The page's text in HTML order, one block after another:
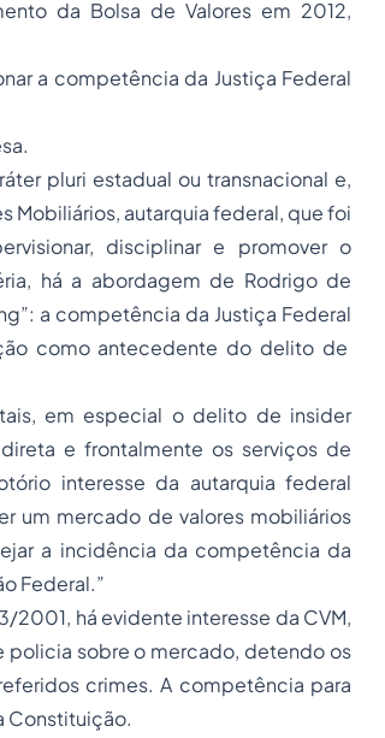
da Bolsa de Valores em 2012,
a competência da Justiça Federal
pluri estadual ou transnacional e,
Mobiliários, autarquia federal, que foi
disciplinar e promover o
há a abordagem de Rodrigo de
a competência da Justiça Federal
como antecedente do delito de
em especial o delito de insider
e frontalmente os serviços de
interesse da autarquia federal
um mercado de valores mobiliários
a incidência da competência da
Federal.”
2001, há evidente interesse da CVM,
policia sobre o mercado, detendo os
crimes. A competência para
Constituição.